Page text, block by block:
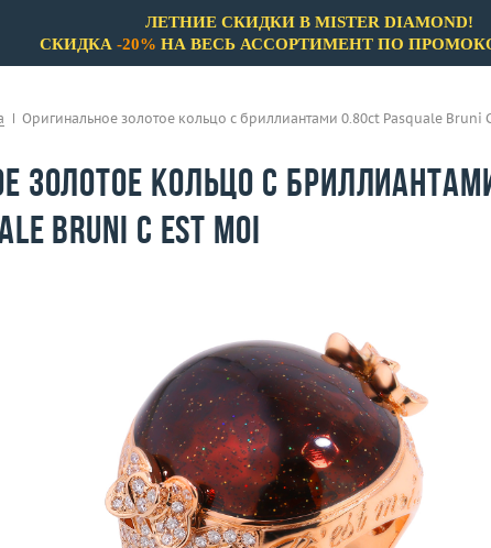
ЛЕТНИЕ СКИДКИ В MISTER DIAMOND!
СКИДКА -20% НА ВЕСЬ АССОРТИМЕНТ ПО
Оригинальное золотое кольцо с бриллиантами 0.80ct Pasquale Bruni
золотое кольцо с
Bruni C Est Moi